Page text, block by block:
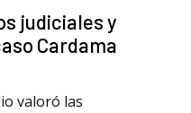
judiciales y
Cardama
valoró las